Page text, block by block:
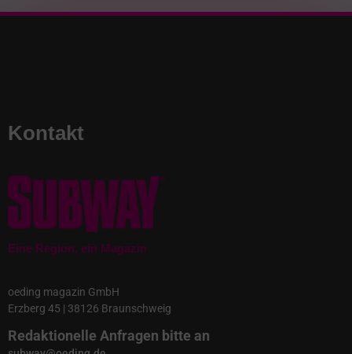
Kontakt
Eine Region, ein Magazin
oeding magazin GmbH
Erzberg 45 | 38126 Braunschweig
Redaktionelle Anfragen bitte an